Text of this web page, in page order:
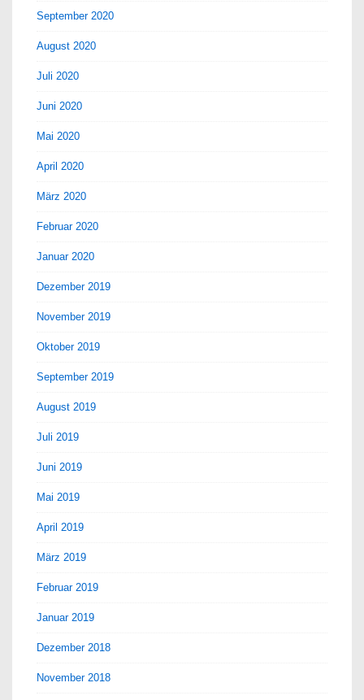
September 2020
August 2020
Juli 2020
Juni 2020
Mai 2020
April 2020
März 2020
Februar 2020
Januar 2020
Dezember 2019
November 2019
Oktober 2019
September 2019
August 2019
Juli 2019
Juni 2019
Mai 2019
April 2019
März 2019
Februar 2019
Januar 2019
Dezember 2018
November 2018